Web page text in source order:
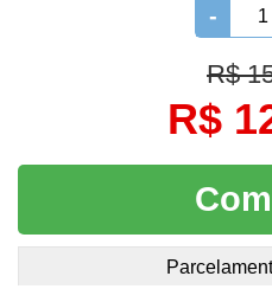
-
R$
R$